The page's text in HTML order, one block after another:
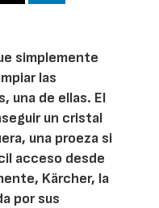
simplemente
las
una de ellas. El
un cristal
una proeza si
acceso desde
Kärcher, la
por sus